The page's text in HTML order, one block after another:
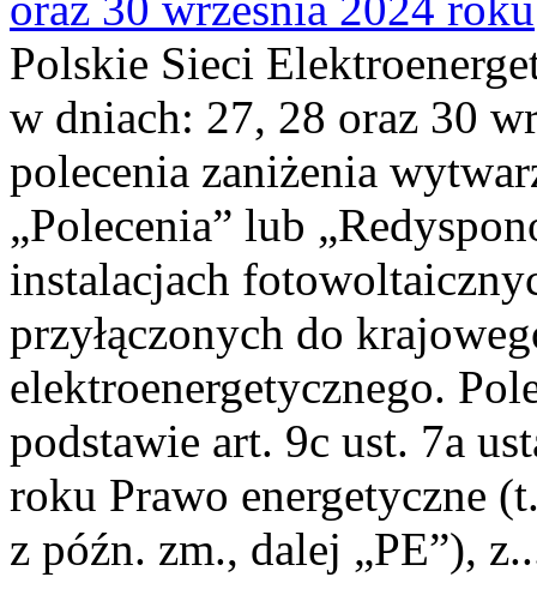
Polskie Sieci
w dniach: 27, 28 oraz 30
polecenia zaniżenia
„Polecenia” lub
instalacjach
przyłączonych do
elektroenergetycznego.
podstawie art. 9c ust. 7a
roku Prawo energetyczne
z późn. zm., dalej „PE”),